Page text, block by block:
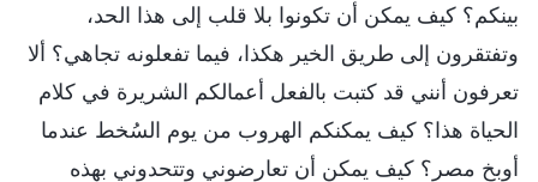
بينكم؟ كيف يمكن أن تكونوا بلا قلب إلى هذا الحد،
وتفتقرون إلى طريق الخير هكذا، فيما تفعلونه تجاهي؟ ألا
تعرفون أنني قد كتبت بالفعل أعمالكم الشريرة في كلام
الحياة هذا؟ كيف يمكنكم الهروب من يوم السُخط عندما
أوبخ مصر؟ كيف يمكن أن تعارضوني وتتحدوني بهذه